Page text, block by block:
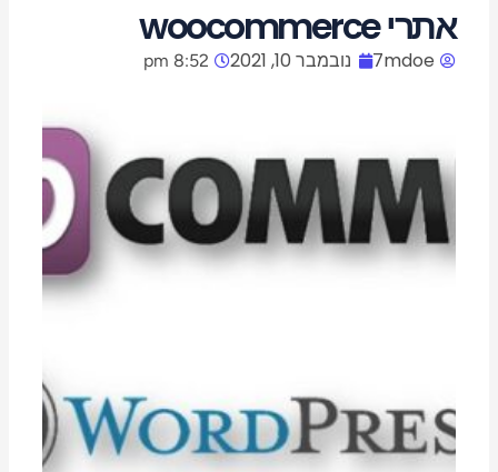
אתרי woocommerce
7mdoe נובמבר 10, 2021 8:52 pm